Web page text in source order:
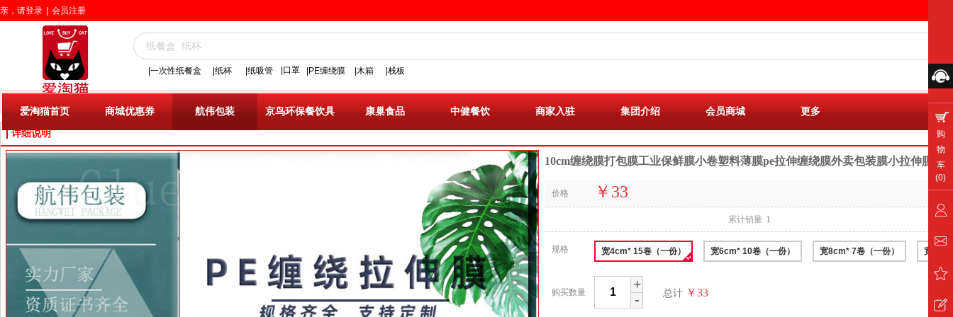
纸杯 |口罩 |PE缠绕膜 |木箱 |栈板
|纸吸管
|一次性纸餐盒
爱淘猫首页 商城优惠券 航伟包装 京鸟环保餐饮具 康巢食品 中健餐饮 商家入驻 集团介绍 会员商城 更多
亲，请登录 会员注册
详细说明
10cm缠绕膜打包膜工业保鲜膜小卷塑料薄膜pe拉伸缠绕膜外卖包装膜小拉伸膜
价格 ￥33
累计销量 1
规格 宽4cm* 15卷（一份） 宽6cm* 10卷（一份） 宽8cm* 7卷（一份） 宽
购买数量 -
+
总计 ￥33
购
物
车
(0)